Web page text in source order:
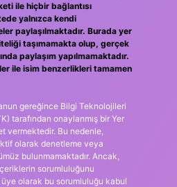
ile hiçbir bağlantısı
yalnızca kendi
paylaşılmaktadır. Burada yer
taşımamakta olup, gerçek
paylaşım yapılmamaktadır.
ile isim benzerlikleri tamamen
gereğince Bilgi Teknolojileri
tarafından onaylanmış bir Yer
vermektedir. Bu nedenle,
olarak denetleme veya
bulunmamaktadır. Ancak,
sorumluluğunu
olarak bu sorumluluğu kabul